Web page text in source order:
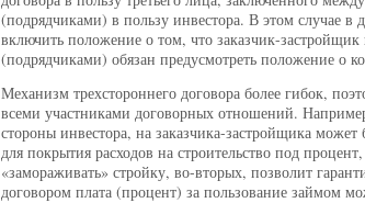
(подрядчиками) в пользу инвестора. В этом случае в
включить положение о том, что заказчик-
(подрядчиками) обязан предусмотреть положение о
Механизм трехстороннего договора более гибок,
всеми участниками договорных отношений.
стороны инвестора, на заказчика-застройщика
для покрытия расходов на строительство под
«замораживать» стройку, во-вторых, позволит
договором плата (процент) за пользование займом